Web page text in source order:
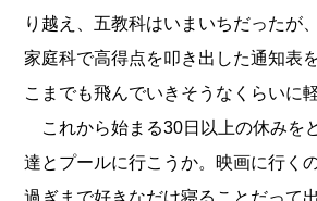
り越え、五教科はいまいちだったが
家庭科で高得点を叩き出した通知表
こまでも飛んでいきそうなくらいに
これから始まる30日以上の休みを
達とプールに行こうか。映画に行く
過ぎまで好きなだけ寝ることだって出